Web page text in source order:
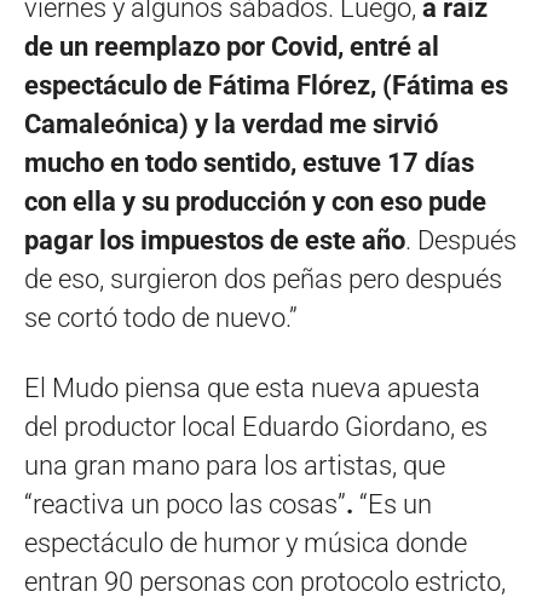
viernes y algunos sábados. Luego, a raíz
de un reemplazo por Covid, entré al
espectáculo de Fátima Flórez, (Fátima es
Camaleónica) y la verdad me sirvió
mucho en todo sentido, estuve 17 días
con ella y su producción y con eso pude
pagar los impuestos de este año. Después
de eso, surgieron dos peñas pero después
se cortó todo de nuevo.”
El Mudo piensa que esta nueva apuesta
del productor local Eduardo Giordano, es
una gran mano para los artistas, que
“reactiva un poco las cosas”. “Es un
espectáculo de humor y música donde
entran 90 personas con protocolo estricto,